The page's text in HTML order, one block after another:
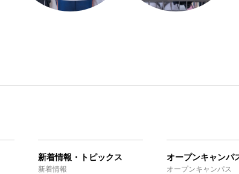
新着情報・トピックス
新着情報
オープンキャンパ
オープンキャンパス